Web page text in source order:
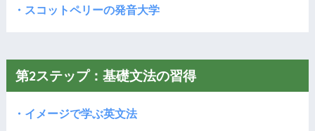
・スコットペリーの発音大学
第2ステップ：基礎文法の習得
・イメージで学ぶ英文法